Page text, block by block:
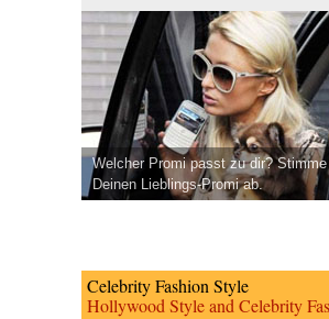
Welcher Promi passt zu dir? Stimme
Deinen Lieblings-Promi ab.
Celebrity Fashion Style
Hollywood Style and Celebrity